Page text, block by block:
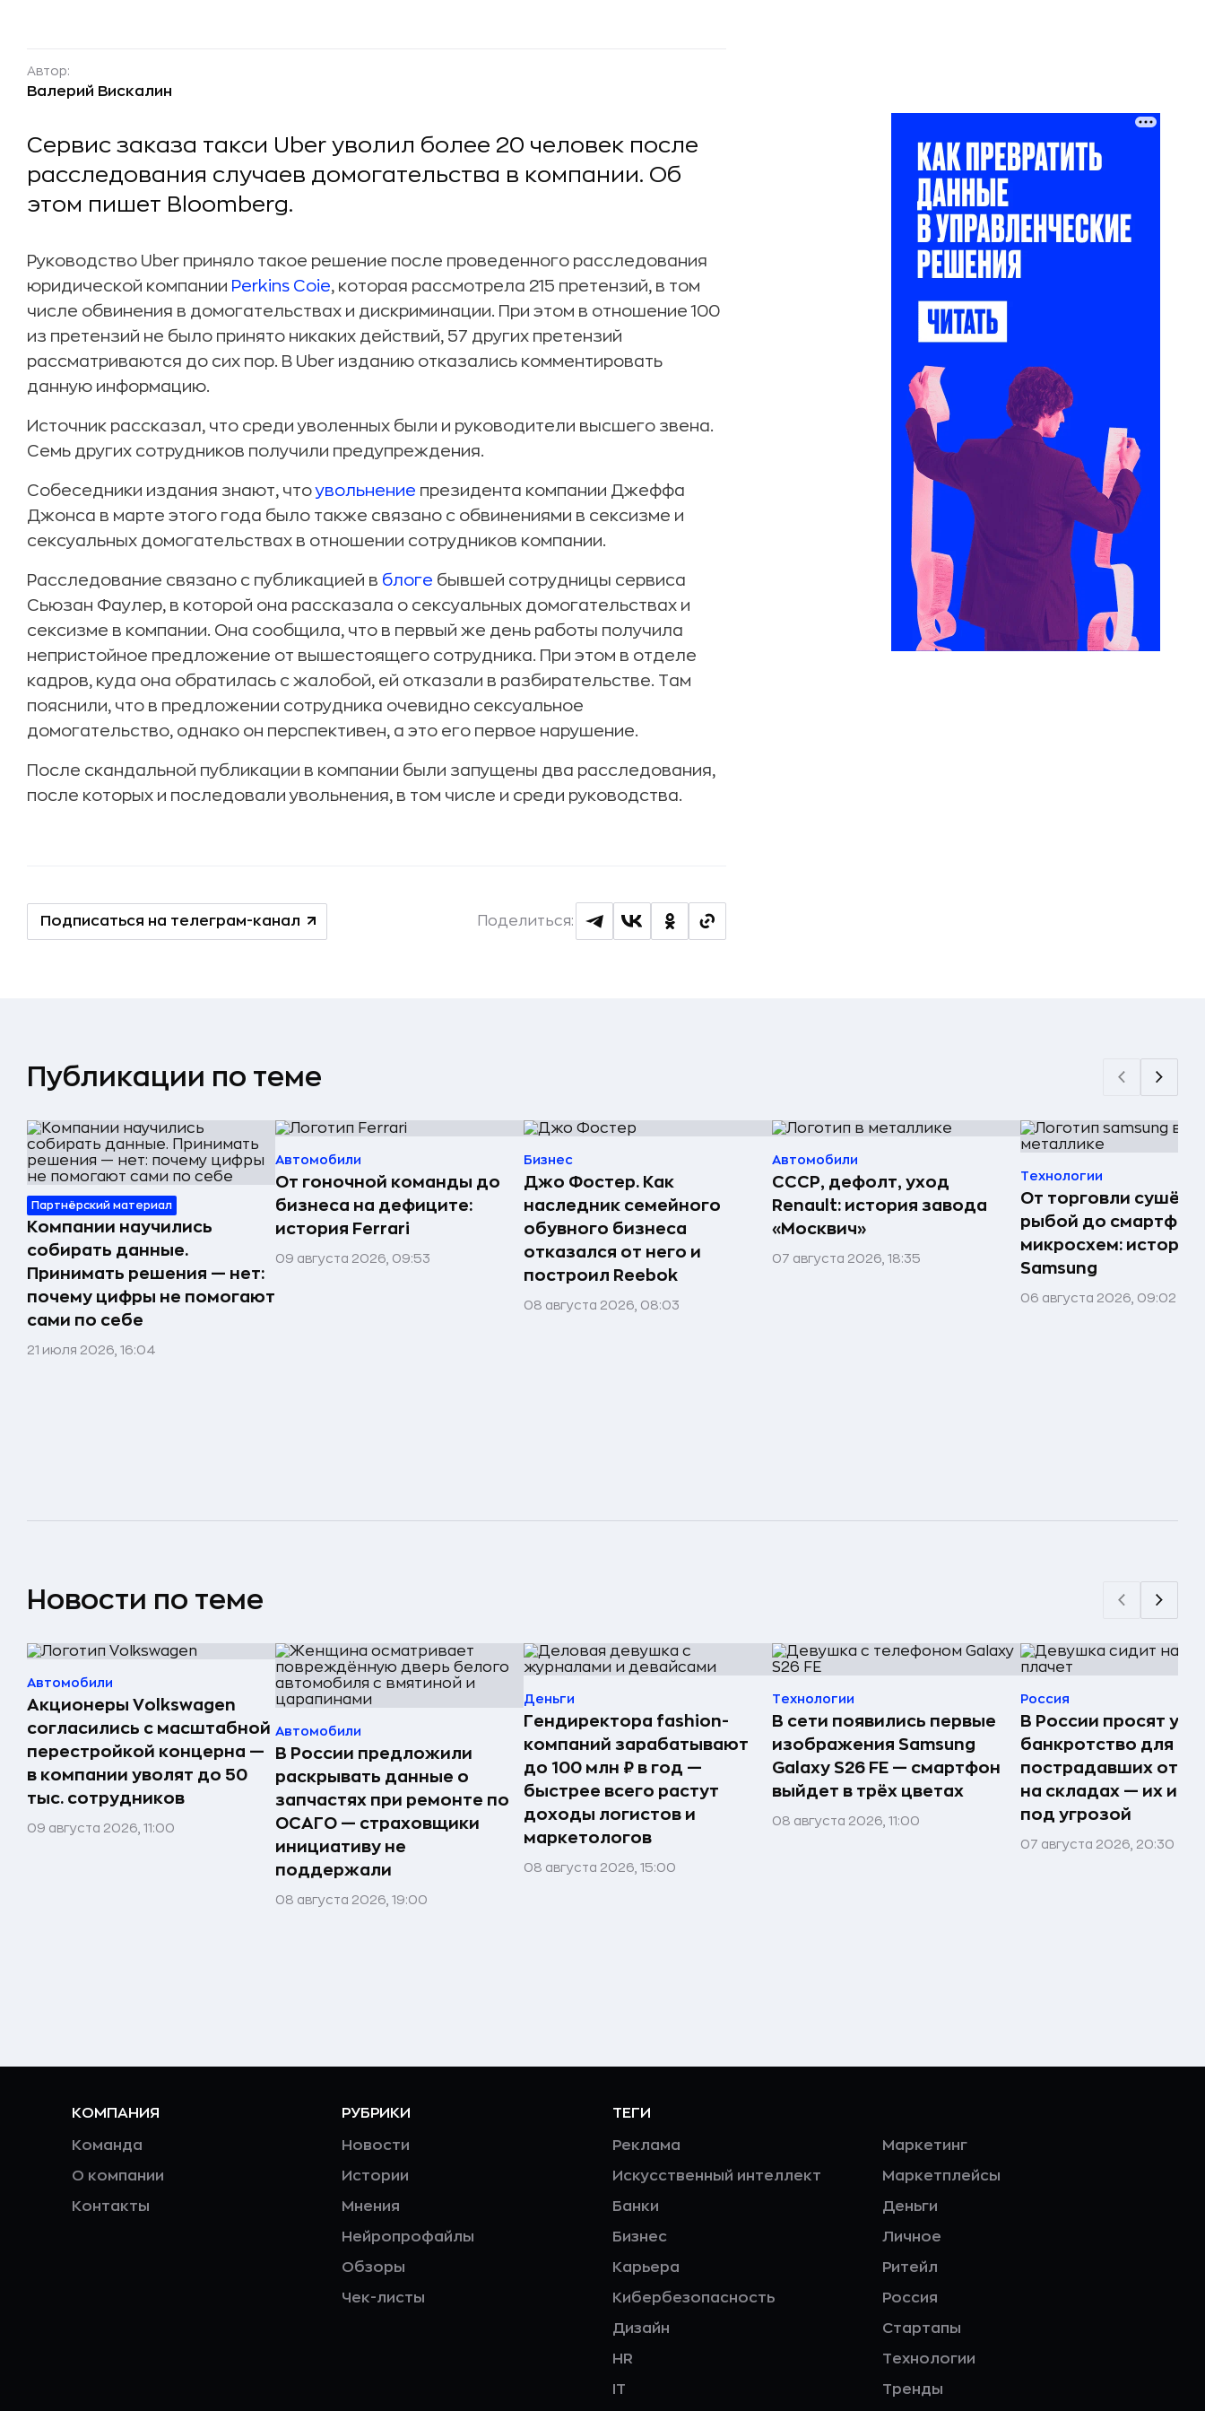
Автор:
Валерий Вискалин
Сервис заказа такси Uber уволил более 20 человек после
расследования случаев домогательства в компании. Об
этом пишет Bloomberg.
Руководство Uber приняло такое решение после проведенного расследования
юридической компании Perkins Coie, которая рассмотрела 215 претензий, в том
числе обвинения в домогательствах и дискриминации. При этом в отношение 100
из претензий не было принято никаких действий, 57 других претензий
рассматриваются до сих пор. В Uber изданию отказались комментировать
данную информацию.
Источник рассказал, что среди уволенных были и руководители высшего звена.
Семь других сотрудников получили предупреждения.
Собеседники издания знают, чтоувольнение президента компании Джеффа
Джонса в марте этого года было также связано с обвинениями в сексизме и
сексуальных домогательствах в отношении сотрудников компании.
Расследование связано с публикацией в блоге бывшей сотрудницы сервиса
Сьюзан Фаулер, в которой она рассказала о сексуальных домогательствах и
сексизме в компании. Она сообщила, что в первый же день работы получила
непристойное предложение от вышестоящего сотрудника. При этом в отделе
кадров, куда она обратилась с жалобой, ей отказали в разбирательстве. Там
пояснили, что в предложении сотрудника очевидно сексуальное
домогательство, однако он перспективен, а это его первое нарушение.
После скандальной публикации в компании были запущены два расследования,
после которых и последовали увольнения, в том числе и среди руководства.
Подписаться на телеграм-канал Поделиться:
Публикации по теме
Партнёрский материал
Компании научились
собирать данные.
Принимать решения — нет:
почему цифры не помогают
сами по себе
21 июля 2026, 16:04
Автомобили
От гоночной команды до
бизнеса на дефиците:
история Ferrari
09 августа 2026, 09:53
Бизнес
Джо Фостер. Как
наследник семейного
обувного бизнеса
отказался от него и
построил Reebok
08 августа 2026, 08:03
Автомобили
СССР, дефолт, уход
Renault: история завода
«Москвич»
07 августа 2026, 18:35
Технологии
От торговли
рыбой до
микросхем: история
Samsung
06 августа 2026, 09:02
Новости по теме
Автомобили
Акционеры Volkswagen
согласились с масштабной
перестройкой концерна —
в компании уволят до 50
тыс. сотрудников
09 августа 2026, 11:00
Автомобили
В России предложили
раскрывать данные о
запчастях при ремонте по
ОСАГО — страховщики
инициативу не
поддержали
08 августа 2026, 19:00
Деньги
Гендиректора fashion-
компаний зарабатывают
до 100 млн ₽ в год —
быстрее всего растут
доходы логистов и
маркетологов
08 августа 2026, 15:00
Технологии
В сети появились первые
изображения Samsung
Galaxy S26 FE — смартфон
выйдет в трёх цветах
08 августа 2026, 11:00
Россия
В России просят
банкротство для
пострадавших от
на складах — их
под угрозой
07 августа 2026, 20:30
КОМПАНИЯ
Команда
О компании
Контакты
РУБРИКИ
Новости
Истории
Мнения
Нейропрофайлы
Обзоры
Чек-листы
ТЕГИ
Реклама
Искусственный интеллект
Банки
Бизнес
Карьера
Кибербезопасность
Дизайн
HR
IT
Маркетинг
Маркетплейсы
Деньги
Личное
Ритейл
Россия
Стартапы
Технологии
Тренды